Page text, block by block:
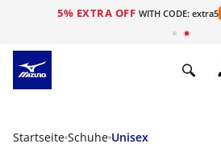
5% EXTRA OFF WITH CODE: extra5
Startseite Schuhe Unisex